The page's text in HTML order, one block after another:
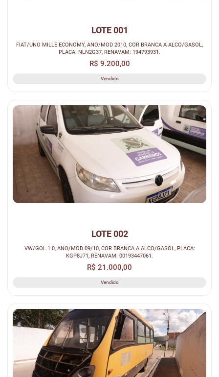
LOTE 001
FIAT/UNO MILLE ECONOMY, ANO/MOD 2010, COR BRANCA A ALCO/GASOL,
PLACA: NLN2G37, RENAVAM: 194793931.
R$ 9.200,00
Vendido
LOTE 002
VW/GOL 1.0, ANO/MOD 09/10, COR BRANCA A ALCO/GASOL, PLACA:
KGP8J71, RENAVAM: 00193447061.
R$ 21.000,00
Vendido